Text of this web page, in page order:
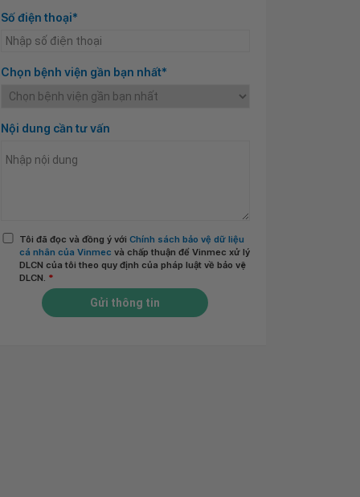
Số điện thoại*
Chọn bệnh viện gần bạn nhất*
Nội dung cần tư vấn
Tôi đã đọc và đồng ý với Chính sách bảo vệ dữ liệu
cá nhân của Vinmec và chấp thuận để Vinmec xử lý
DLCN của tôi theo quy định của pháp luật về bảo vệ
DLCN. *
Gửi thông tin